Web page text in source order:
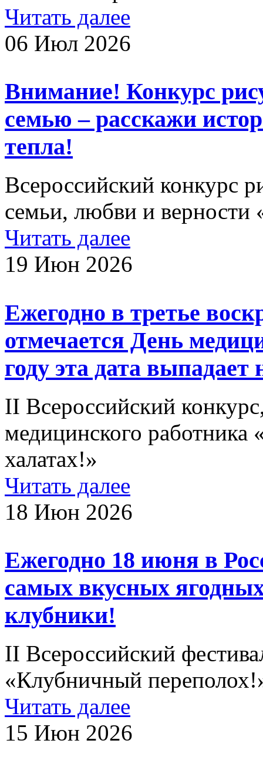
Читать далее
06 Июл 2026
Внимание! Конкурс
семью – расскажи
тепла!
Всероссийский конкурс
семьи, любви и
Читать далее
19 Июн 2026
Ежегодно в третье
отмечается День
году эта дата
II Всероссийский
медицинского
халатах!»
Читать далее
18 Июн 2026
Ежегодно 18 июня в
самых вкусных
клубники!
II Всероссийский
«Клубничный
Читать далее
15 Июн 2026